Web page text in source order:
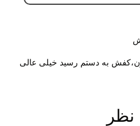
و محکم
به دستم رسید خیلی عالی